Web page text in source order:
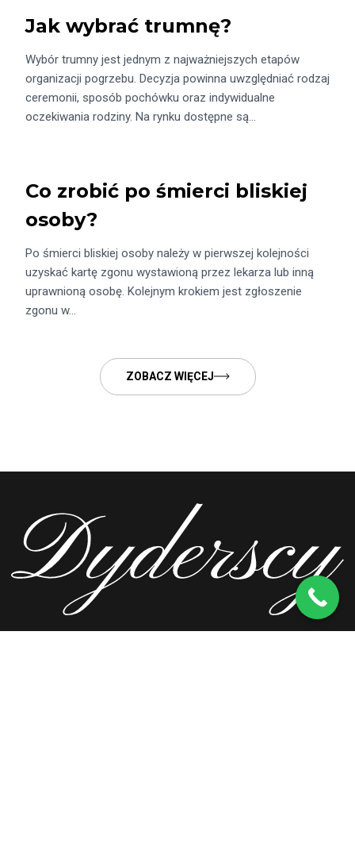
Jak wybrać trumnę?
Wybór trumny jest jednym z najważniejszych etapów
organizacji pogrzebu. Decyzja powinna uwzględniać rodzaj
ceremonii, sposób pochówku oraz indywidualne
oczekiwania rodziny. Na rynku dostępne są…
Co zrobić po śmierci bliskiej
osoby?
Po śmierci bliskiej osoby należy w pierwszej kolejności
uzyskać kartę zgonu wystawioną przez lekarza lub inną
uprawnioną osobę. Kolejnym krokiem jest zgłoszenie
zgonu w…
ZOBACZ WIĘCEJ